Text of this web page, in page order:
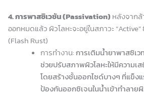
4. การพาสซิเวชัน (Passivation) หลังจากล้
ออกหมดแล้ว ผิวโลหะจะอยู่ในสภาวะ
(Flash Rust)
การทำงาน:การเติมน้ำยาพาสซิเ
ช่วยปรับสภาพผิวโลหะให้มีความเ
โดยสร้างชั้นออกไซด์บางๆ ที่แข็ง
ป้องกันออกซิเจนในน้ำเข้าทำลายผิ